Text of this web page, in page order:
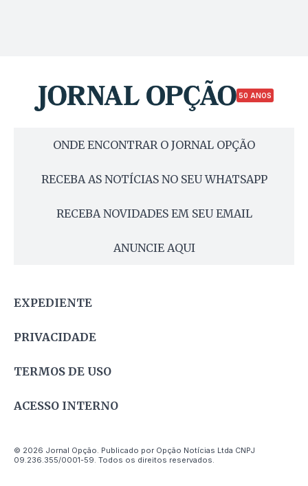
50 ANOS
ONDE ENCONTRAR O JORNAL OPÇÃO
RECEBA AS NOTÍCIAS NO SEU WHATSAPP
RECEBA NOVIDADES EM SEU EMAIL
ANUNCIE AQUI
EXPEDIENTE
PRIVACIDADE
TERMOS DE USO
ACESSO INTERNO
© 2026 Jornal Opção. Publicado por Opção Notícias Ltda CNPJ
09.236.355/0001-59. Todos os direitos reservados.